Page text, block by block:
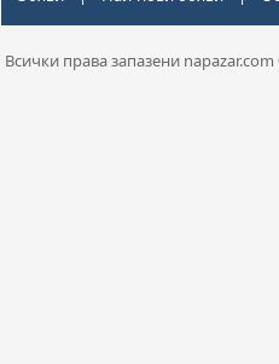
Всички права запазени